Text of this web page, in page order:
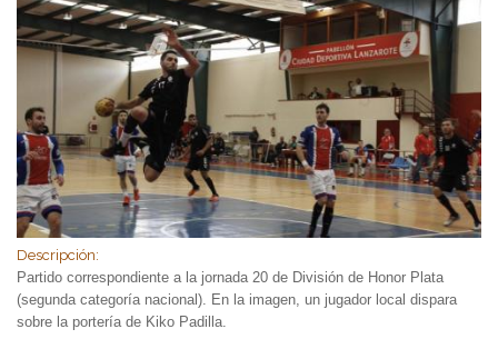
Descripción:
Partido correspondiente a la jornada 20 de División de Honor Plata
(segunda categoría nacional). En la imagen, un jugador local dispara
sobre la portería de Kiko Padilla.